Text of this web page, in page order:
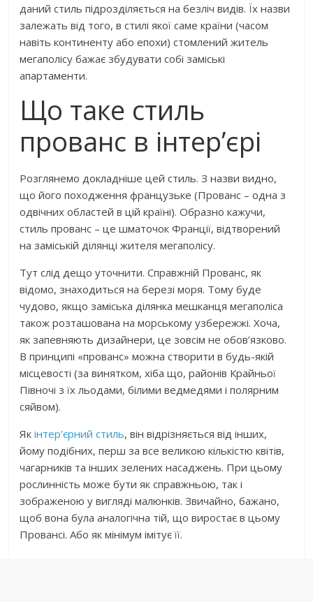
даний стиль підрозділяється на безліч видів. Їх назви
залежать від того, в стилі якої саме країни (часом
навіть континенту або епохи) стомлений житель
мегаполісу бажає збудувати собі заміські
апартаменти.
Що таке стиль
прованс в інтер’єрі
Розглянемо докладніше цей стиль. З назви видно,
що його походження французьке (Прованс – одна з
одвічних областей в цій країні). Образно кажучи,
стиль прованс – це шматочок Франції, відтворений
на заміській ділянці жителя мегаполісу.
Тут слід дещо уточнити. Справжній Прованс, як
відомо, знаходиться на березі моря. Тому буде
чудово, якщо заміська ділянка мешканця мегаполіса
також розташована на морському узбережжі. Хоча,
як запевняють дизайнери, це зовсім не обов’язково.
В принципі «прованс» можна створити в будь-якій
місцевості (за винятком, хіба що, районів Крайньої
Півночі з їх льодами, білими ведмедями і полярним
сяйвом).
Якінтер’єрний стиль, він відрізняється від інших,
йому подібних, перш за все великою кількістю квітів,
чагарників та інших зелених насаджень. При цьому
рослинність може бути як справжньою, так і
зображеною у вигляді малюнків. Звичайно, бажано,
щоб вона була аналогічна тій, що виростає в цьому
Провансі. Або як мінімум імітує її.